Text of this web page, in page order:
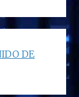
DE